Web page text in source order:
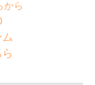
から